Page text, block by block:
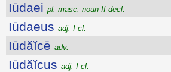
Iūdaei pl. masc. noun II decl.
Iūdaeus adj. I cl.
Iūdăĭcē adv.
Iūdăĭcus adj. I cl.